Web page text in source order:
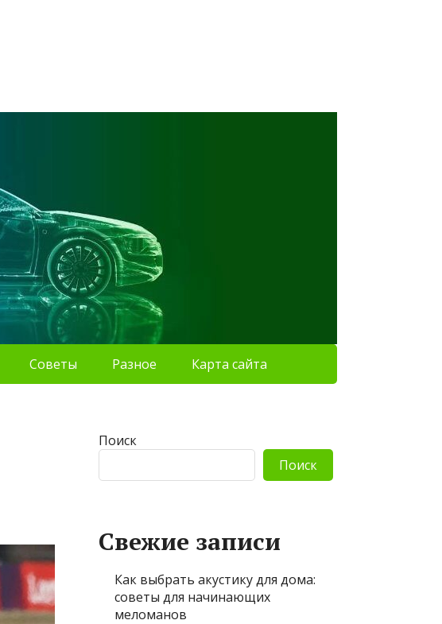
Советы Разное Карта сайта
Поиск
Поиск
Свежие записи
Как выбрать акустику для дома:
советы для начинающих
меломанов